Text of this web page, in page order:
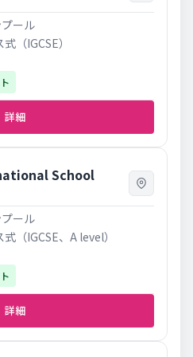
ール
（IGCSE）
詳細
School
ール
（IGCSE、A level）
詳細